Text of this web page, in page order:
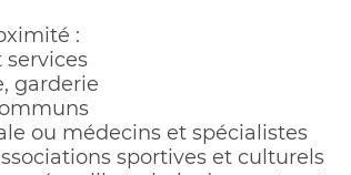
:
services
garderie
ou médecins et spécialistes
sportives et culturels